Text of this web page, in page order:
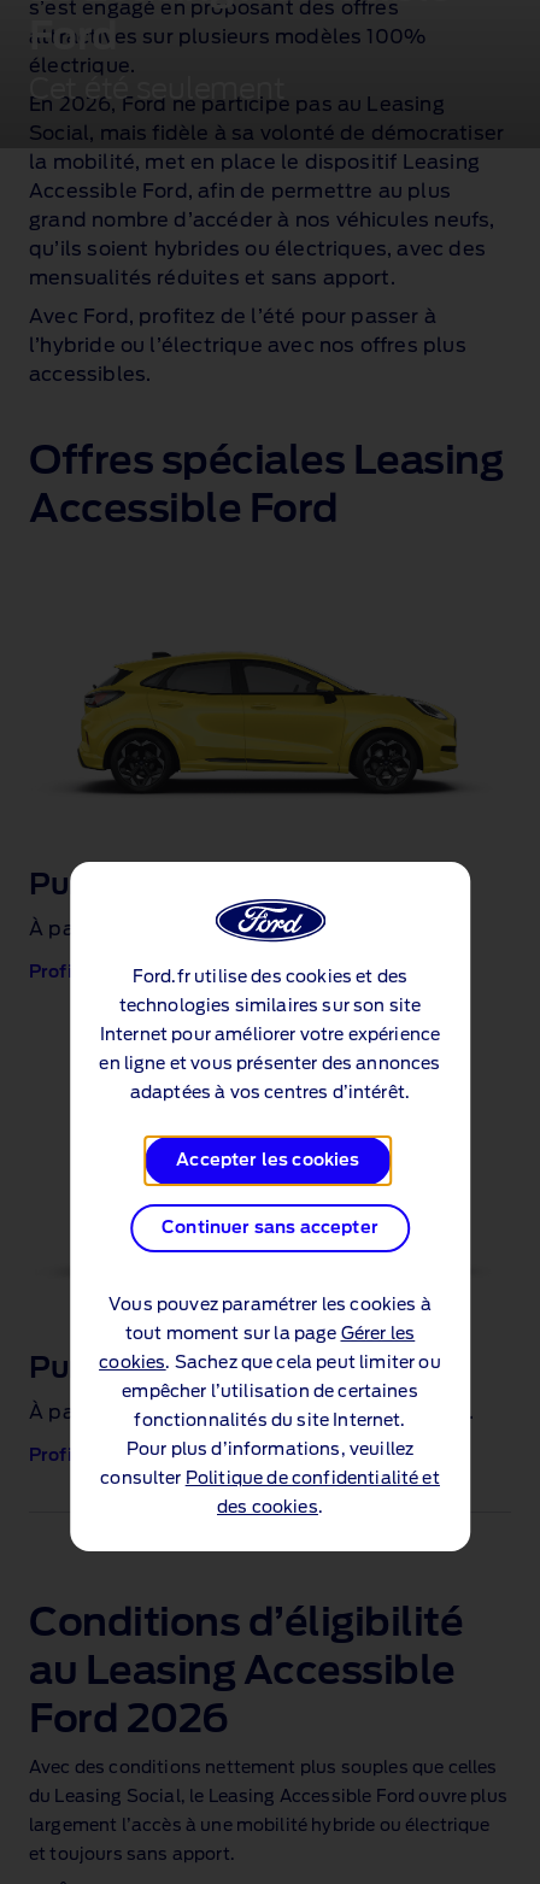
Ford.fr utilise des cookies et des
technologies similaires sur son site
Internet pour améliorer votre expérience
en ligne et vous présenter des annonces
adaptées à vos centres d’intérêt.
Accepter les cookies
Continuer sans accepter
Vous pouvez paramétrer les cookies à
tout moment sur la page Gérer les
cookies. Sachez que cela peut limiter ou
empêcher l’utilisation de certaines
fonctionnalités du site Internet.
Pour plus d’informations, veuillez
consulter Politique de confidentialité et
des cookies.
Ford
Cet été seulement
s’est engagé en proposant des offres
attractives sur plusieurs modèles 100%
électrique.
En 2026, Ford ne participe pas au Leasing
Social, mais fidèle à sa volonté de démocratiser
la mobilité, met en place le dispositif Leasing
Accessible Ford, afin de permettre au plus
grand nombre d’accéder à nos véhicules neufs,
qu’ils soient hybrides ou électriques, avec des
mensualités réduites et sans apport.
Avec Ford, profitez de l’été pour passer à
l’hybride ou l’électrique avec nos offres plus
accessibles.
Offres spéciales Leasing
Accessible Ford
Puma Gen‑E 100% électrique
À partir de 199€/mois, 1erloyer ramené à 0€.
Profiter de cette offre
Puma Hybride
À partir de 249€/mois , 1 loyer ramené à 0€ .
Profiter de cette offre
Conditions d’éligibilité
au Leasing Accessible
Ford 2026
Avec des conditions nettement plus souples que celles
du Leasing Social, le Leasing Accessible Ford ouvre plus
largement l’accès à une mobilité hybride ou électrique
et toujours sans apport.